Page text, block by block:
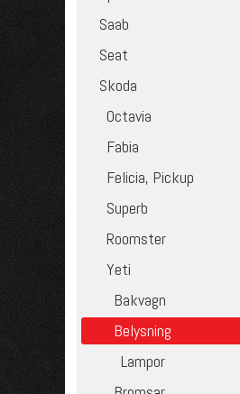
Saab
Seat
Skoda
Octavia
Fabia
Felicia, Pickup
Superb
Roomster
Yeti
Bakvagn
Belysning
Lampor